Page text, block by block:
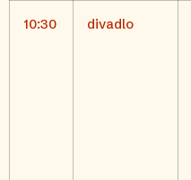
10:30 divadlo